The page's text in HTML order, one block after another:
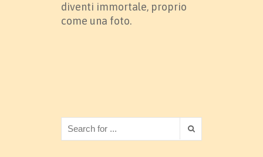
diventi immortale, proprio
come una foto.